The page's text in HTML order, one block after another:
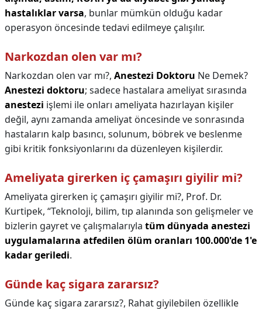
hastalıklar varsa, bunlar mümkün olduğu kadar
operasyon öncesinde tedavi edilmeye çalışılır.
Narkozdan olen var mı?
Narkozdan olen var mı?, Anestezi Doktoru Ne Demek?
Anestezi doktoru; sadece hastalara ameliyat sırasında
anestezi işlemi ile onları ameliyata hazırlayan kişiler
değil, aynı zamanda ameliyat öncesinde ve sonrasında
hastaların kalp basıncı, solunum, böbrek ve beslenme
gibi kritik fonksiyonlarını da düzenleyen kişilerdir.
Ameliyata girerken iç çamaşırı giyilir mi?
Ameliyata girerken iç çamaşırı giyilir mi?, Prof. Dr.
Kurtipek, “Teknoloji, bilim, tıp alanında son gelişmeler ve
bizlerin gayret ve çalışmalarıyla tüm dünyada anestezi
uygulamalarına atfedilen ölüm oranları 100.000'de 1'e
kadar geriledi.
Günde kaç sigara zararsız?
Günde kaç sigara zararsız?, Rahat giyilebilen özellikle